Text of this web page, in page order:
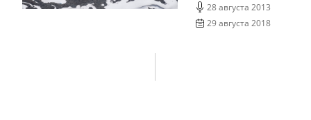
28 августа 2013
29 августа 2018